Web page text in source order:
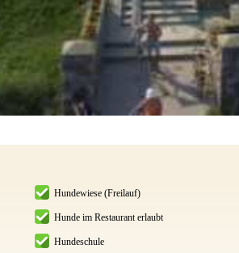
Hundewiese (Freilauf)
Hunde im Restaurant erlaubt
Hundeschule